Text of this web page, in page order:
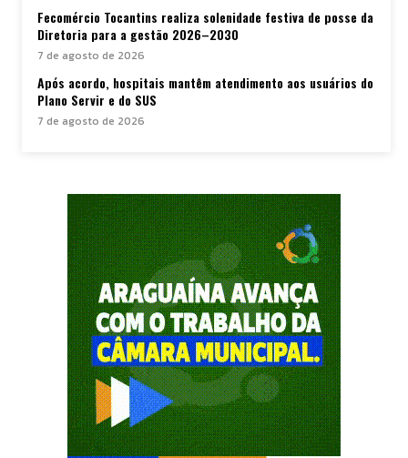
Fecomércio Tocantins realiza solenidade festiva de posse da
Diretoria para a gestão 2026–2030
7 de agosto de 2026
Após acordo, hospitais mantêm atendimento aos usuários do
Plano Servir e do SUS
7 de agosto de 2026